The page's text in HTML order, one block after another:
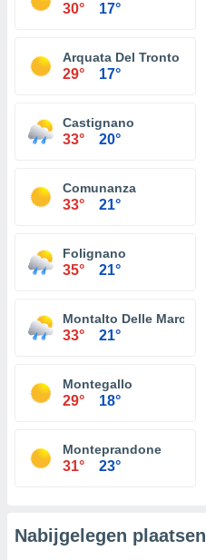
30° 17°
Arquata Del Tronto
29° 17°
Castignano
33° 20°
Comunanza
33° 21°
Folignano
35° 21°
Montalto Delle Marche
33° 21°
Montegallo
29° 18°
Monteprandone
31° 23°
Nabijgelegen plaatsen